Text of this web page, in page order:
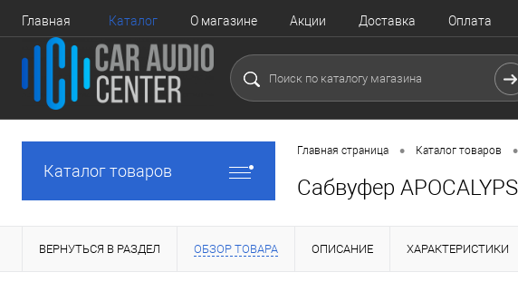
Главная Каталог О магазине Акции Доставка Оплата
Каталог товаров
Главная страница • Каталог товаров •
Сабвуфер
ВЕРНУТЬСЯ В РАЗДЕЛ ОБЗОР ТОВАРА ОПИСАНИЕ ХАРАКТЕРИСТИКИ